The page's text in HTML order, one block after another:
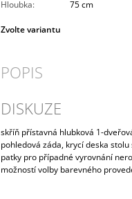
Hloubka: 75 cm
Zvolte variantu
POPIS
DISKUZE
skříň přístavná hlubková 1-
pohledová záda, krycí deska
patky pro případné vyrovnání
možností volby barevného